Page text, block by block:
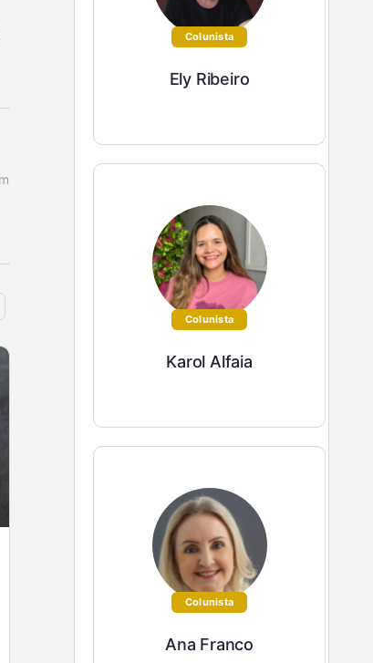
Ainda dá tempo de melhorar sua loja
para as vendas de carnaval
feira, 9, até quarta de cinzas, 14), mas ainda há
Colunista
Ely Ribeiro
Colunista
Karol Alfaia
Colunista
Ana Franco